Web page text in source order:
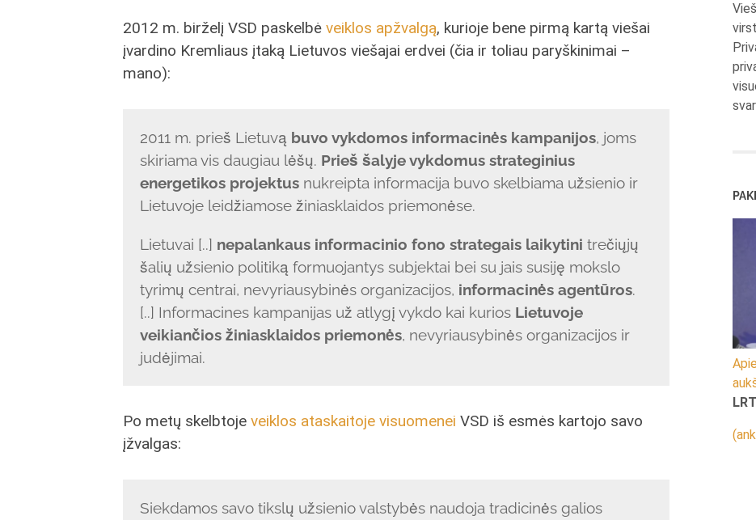
2012 m. birželį VSD paskelbė veiklos apžvalgą, kurioje bene pirmą kartą viešai
įvardino Kremliaus įtaką Lietuvos viešajai erdvei (čia ir toliau paryškinimai –
mano):
2011 m. prieš Lietuvą buvo vykdomos informacinės kampanijos, joms
skiriama vis daugiau lėšų. Prieš šalyje vykdomus strateginius
energetikos projektusnukreipta informacija buvo skelbiama užsienio ir
Lietuvoje leidžiamose žiniasklaidos priemonėse.
Lietuvai [..] nepalankaus informacinio fono strategais laikytini trečiųjų
šalių užsienio politiką formuojantys subjektai bei su jais susiję mokslo
tyrimų centrai, nevyriausybinės organizacijos, informacinės agentūros.
[..] Informacines kampanijas už atlygį vykdo kai kurios Lietuvoje
veikiančios žiniasklaidos priemonės, nevyriausybinės organizacijos ir
judėjimai.
Po metų skelbtoje veiklos ataskaitoje visuomenei VSD iš esmės kartojo savo
įžvalgas:
Siekdamos savo tikslų užsienio valstybės naudoja tradicinės galios